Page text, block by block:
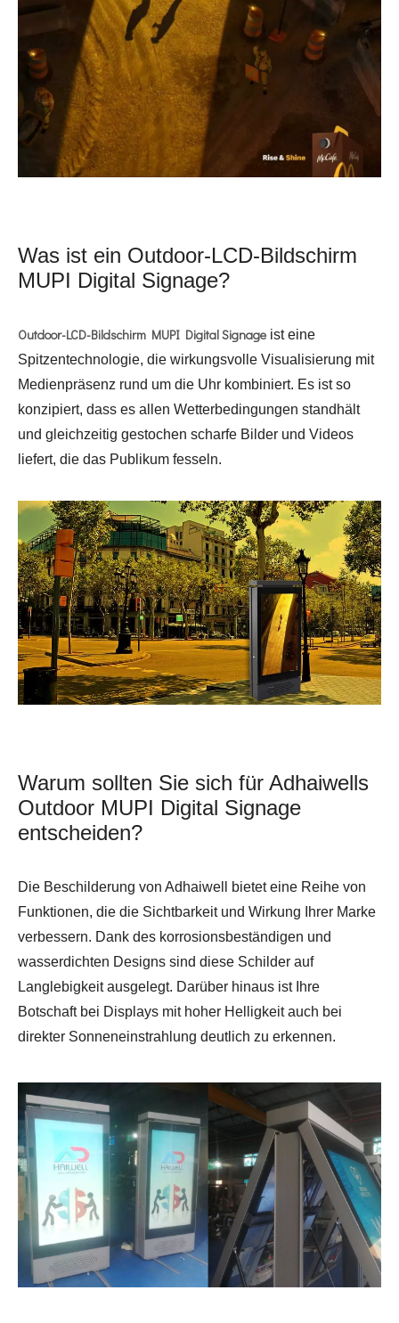
Was ist ein Outdoor-LCD-Bildschirm
MUPI Digital Signage?
Outdoor-LCD-Bildschirm MUPI Digital Signage ist eine
Spitzentechnologie, die wirkungsvolle Visualisierung mit
Medienpräsenz rund um die Uhr kombiniert. Es ist so
konzipiert, dass es allen Wetterbedingungen standhält
und gleichzeitig gestochen scharfe Bilder und Videos
liefert, die das Publikum fesseln.
Warum sollten Sie sich für Adhaiwells
Outdoor MUPI Digital Signage
entscheiden?
Die Beschilderung von Adhaiwell bietet eine Reihe von
Funktionen, die die Sichtbarkeit und Wirkung Ihrer Marke
verbessern. Dank des korrosionsbeständigen und
wasserdichten Designs sind diese Schilder auf
Langlebigkeit ausgelegt. Darüber hinaus ist Ihre
Botschaft bei Displays mit hoher Helligkeit auch bei
direkter Sonneneinstrahlung deutlich zu erkennen.